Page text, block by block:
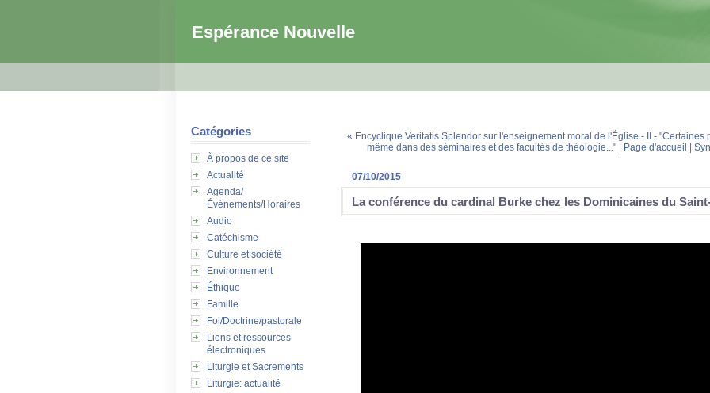
Espérance Nouvelle
Catégories
À propos de ce site
Actualité
Agenda/
Événements/Horaires
Audio
Catéchisme
Culture et société
Environnement
Éthique
Famille
Foi/Doctrine/pastorale
Liens et ressources
électroniques
Liturgie et Sacrements
Liturgie: actualité
« Encyclique Veritatis Splendor sur l'enseignement moral de l'Église - II -
même dans des séminaires et des facultés de théologie..."
Page d'accueil
07/10/2015
La conférence du cardinal Burke chez les Dominicaines du